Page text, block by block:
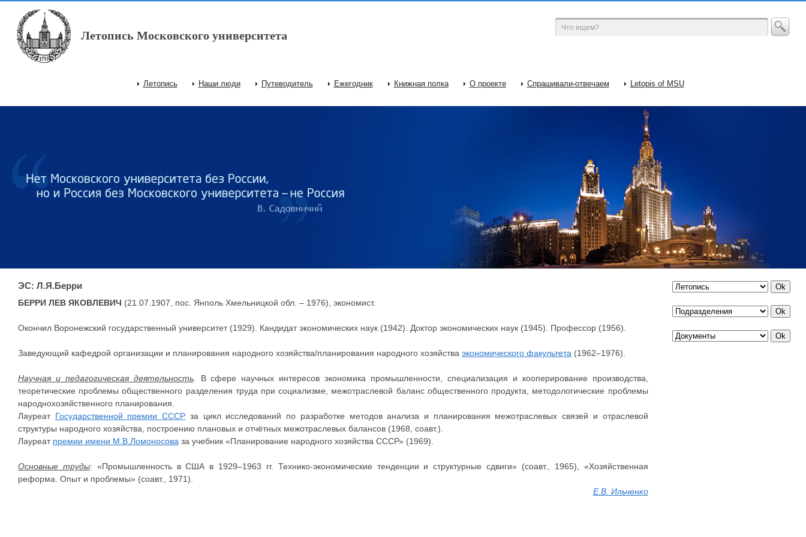
Перейти к основному содержанию
Летопись Московского университета
Главное меню
Летопись Наши люди Путеводитель Ежегодник Книжная полка О проекте Спрашивали-отвечаем Letopis of MSU
ЭС: Л.Я.Берри
БЕРРИ ЛЕВ ЯКОВЛЕВИЧ (21.07.1907, пос. Янполь Хмельницкой обл. – 1976), экономист.
Окончил Воронежский государственный университет (1929). Кандидат экономических наук (1942). Доктор экономических наук (1945). Профессор (1956).
Заведующий кафедрой организации и планирования народного хозяйства/планирования народного хозяйства экономического факультета (1962–1976).
Научная и педагогическая деятельность. В сфере научных интересов экономика промышленности, специализация и кооперирование производства,
теоретические проблемы общественного разделения труда при социализме, межотраслевой баланс общественного продукта, методологические проблемы
народнохозяйственного планирования.
Лауреат Государственной премии СССР за цикл исследований по разработке методов анализа и планирования межотраслевых связей и отраслевой
структуры народного хозяйства, построению плановых и отчётных межотраслевых балансов (1968, соавт.).
Лауреат премии имени М.В.Ломоносова за учебник «Планирование народного хозяйства СССР» (1969).
Основные труды: «Промышленность в США в 1929–1963 гг. Технико-экономические тенденции и структурные сдвиги» (соавт., 1965), «Хозяйственная
реформа. Опыт и проблемы» (соавт., 1971).
Е.В. Ильченко